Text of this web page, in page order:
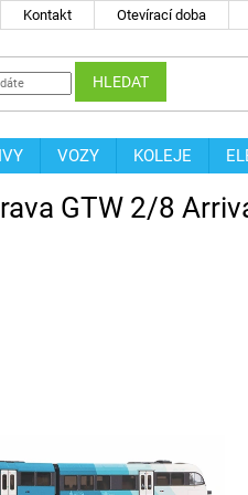
Kontakt Otevírací doba
HLEDAT
VOZY KOLEJE
GTW 2/8